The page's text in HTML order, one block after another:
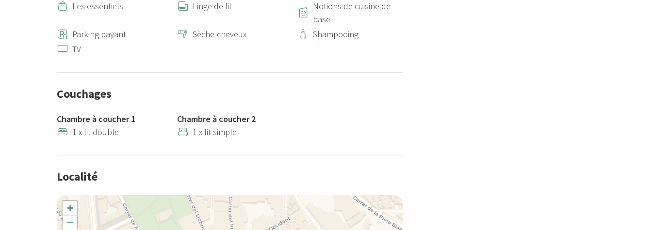
Les essentiels
Linge de lit
Notions de cuisine de
base
Parking payant
Sèche-cheveux
Shampooing
TV
Couchages
Chambre à coucher 1
1 x lit double
Chambre à coucher 2
1 x lit simple
Localité
+
−